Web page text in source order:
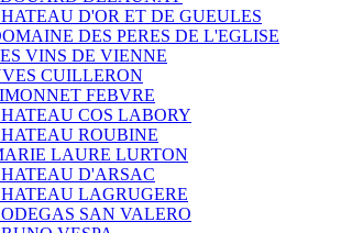
D'OR ET DE GUEULES
DES PERES DE L'EGLISE
VINS DE VIENNE
CUILLERON
FEBVRE
COS LABORY
ROUBINE
LAURE LURTON
D'ARSAC
LAGRUGERE
SAN VALERO